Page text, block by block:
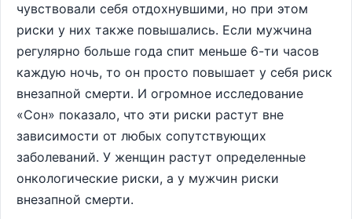
чувствовали себя отдохнувшими, но при этом
риски у них также повышались. Если мужчина
регулярно больше года спит меньше 6-ти часов
каждую ночь, то он просто повышает у себя риск
внезапной смерти. И огромное исследование
«Сон» показало, что эти риски растут вне
зависимости от любых сопутствующих
заболеваний. У женщин растут определенные
онкологические риски, а у мужчин риски
внезапной смерти.